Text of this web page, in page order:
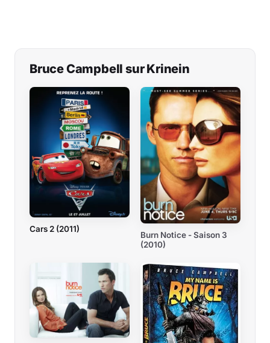
Bruce Campbell sur Krinein
Cars 2 (2011)
Burn Notice - Saison 3
(2010)